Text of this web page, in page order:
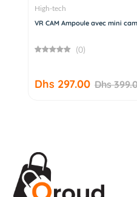
High-tech
VR CAM Ampoule avec mini
(0)
Dhs 297.00 Dhs